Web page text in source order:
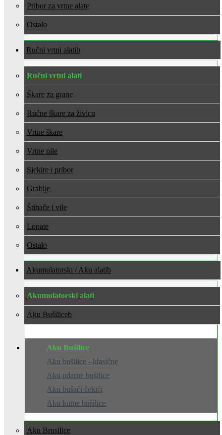
Pribor za vrtne alate
Ostalo
Ručni vrtni alati
Ručni vrtni alati
Škare za grane
Ručne škare za živicu
Vrtne škare
Vrtne pile
Sjekire i pribor
Grablje
Štihače i vile
Lopate
Ostalo
Akumulatorski / Aku alati
Akumulatorski alati
Aku Bušilice
Aku Bušilice
Aku bušilice - klasične
Aku udarne bušilice
Aku bušaći čekići
Aku kutne bušilice
Aku Brusilice